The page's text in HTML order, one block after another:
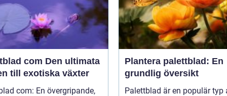
Den ultimata
till exotiska växter
com: En övergripande,
Plantera palettblad: En
grundlig översikt
Palettblad är en populär typ